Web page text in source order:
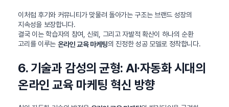
이처럼 후기와 커뮤니티가 맞물려 돌아가는 구조는 브랜드 성장의
지속성을 보장합니다.
결국 이는 학습자의 참여, 신뢰, 그리고 자발적 확산이 하나의 순환
고리를 이루는 온라인 교육 마케팅의 진정한 성공 모델로 정착합니다.
6. 기술과 감성의 균형: AI·자동화 시대의
온라인 교육 마케팅 혁신 방향